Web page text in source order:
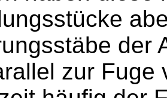
der
zur Fuge